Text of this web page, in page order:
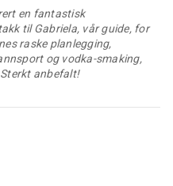
en fantastisk
til Gabriela, vår guide, for
raske planlegging,
og vodka-smaking,
anbefalt!